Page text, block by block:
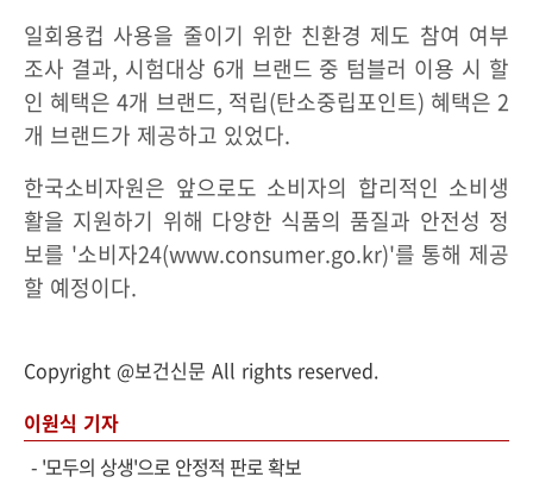
일회용컵 사용을 줄이기 위한 친환경 제도 참여 여부
조사 결과, 시험대상 6개 브랜드 중 텀블러 이용 시 할
인 혜택은 4개 브랜드, 적립(탄소중립포인트) 혜택은 2
개 브랜드가 제공하고 있었다.
한국소비자원은 앞으로도 소비자의 합리적인 소비생
활을 지원하기 위해 다양한 식품의 품질과 안전성 정
보를 '소비자24(www.consumer.go.kr)'를 통해 제공
할 예정이다.
Copyright @보건신문 All rights reserved.
이원식 기자
- '모두의 상생'으로 안정적 판로 확보